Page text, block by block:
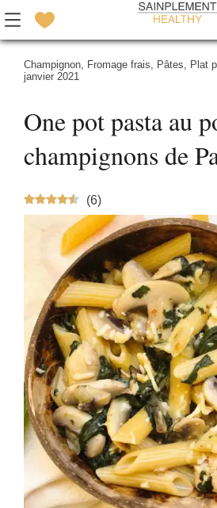
Champignon, Fromage frais, Pâtes, Plat
janvier 2021
One pot pasta au
champignons de
(6)